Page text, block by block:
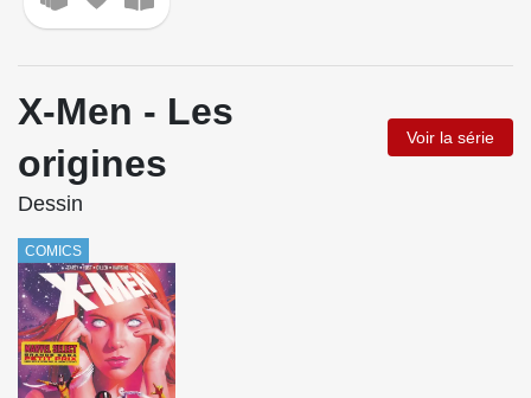
X-Men - Les
origines
Voir la série
Dessin
COMICS